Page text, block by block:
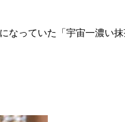
っていた「宇宙一濃い